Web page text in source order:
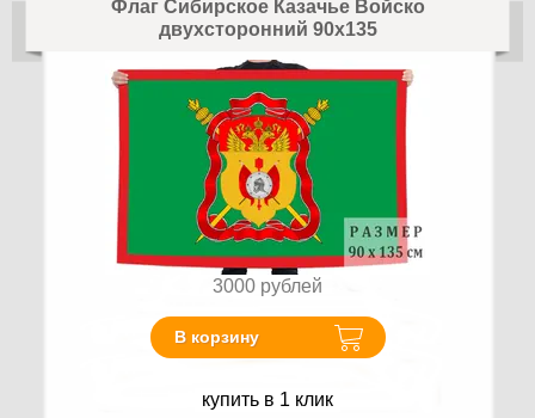
Флаг Сибирское Казачье Войско
двухсторонний 90х135
3000 рублей
В корзину
купить в 1 клик